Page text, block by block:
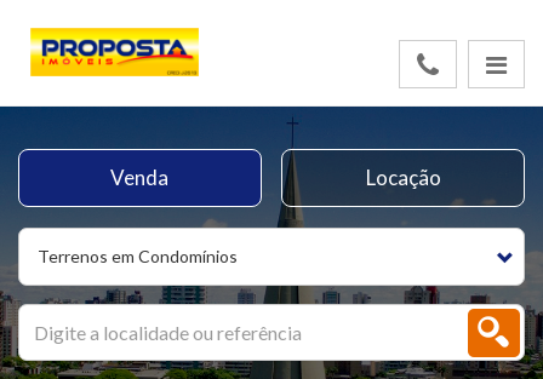
Terrenos em Condomínios
Venda Locação